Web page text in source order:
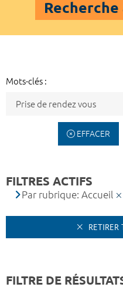
Recherche
Mots-clés :
EFFACER
FILTRES ACTIFS
Par rubrique: Accueil
RETIRER
FILTRE DE